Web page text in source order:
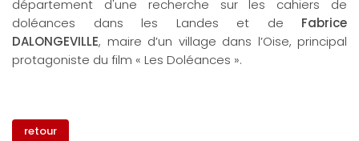
département d'une recherche sur les cahiers de
doléances dans les Landes et de Fabrice
DALONGEVILLE, maire d’un village dans l’Oise, principal
protagoniste du film « Les Doléances ».
retour